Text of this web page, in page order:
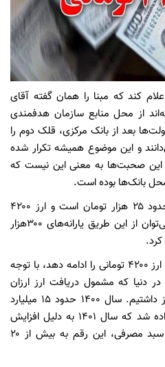
کند که مبنا را همان گفته آقای
از محل منابع سازمان هدفمندی
بعد از بانک مرکزی، قلک دوم را
و این موضوع همیشه تکرار شده
این صحبت‌ها به معنی این نیست که
محل بانک‌ها بوده است.
در مابه‌التفاوت دلار نیمایی که حدود ۲۵ هزار تومان است و ارز ۴۲۰۰
تومانی منابعی آزاد می‌شود که می‌توان از این طریق یارانه‌های ۳۰۰هزار
اگر دولت تصمیم داشت تخصیص ارز ۴۲۰۰ تومانی را ادامه دهد، با توجه
این ۷قلم کالا در دنیا که مشمول دریافت ارز ارزان
بودند، حداقل ۲۰ میلیارد دلار نیاز داشتیم. سال ۱۴۰۰ حدود ۱۵ میلیارد
دلار ارز ۴۲۰۰ تومانی تخصیص داده شد که سال ۱۴۰۱ به دلیل افزایش
قیمت مواد غذایی و دیگر اقلام سبد مصرفی، این رقم به بیش از ۲۰